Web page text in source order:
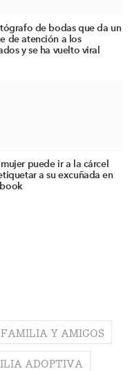
de bodas que da un
de atención a los
y se ha vuelto viral
puede ir a la cárcel
a su excuñada en
FAMILIA Y AMIGOS
ADOPTIVA